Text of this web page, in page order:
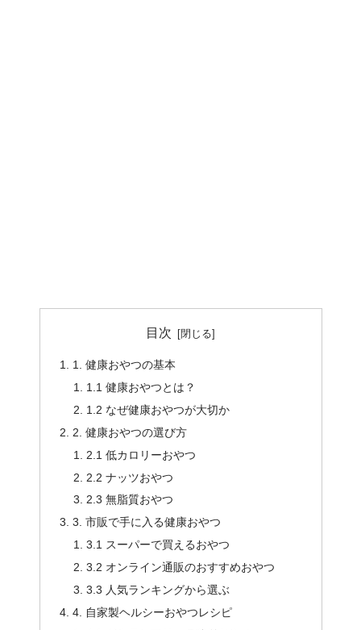
目次
1. 健康おやつの基本
1.1 健康おやつとは？
1.2 なぜ健康おやつが大切か
2. 健康おやつの選び方
2.1 低カロリーおやつ
2.2 ナッツおやつ
2.3 無脂質おやつ
3. 市販で手に入る健康おやつ
3.1 スーパーで買えるおやつ
3.2 オンライン通販のおすすめおやつ
3.3 人気ランキングから選ぶ
4. 自家製ヘルシーおやつレシピ